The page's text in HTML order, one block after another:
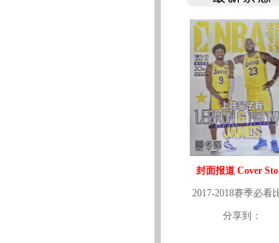
封面报道 Cover
2017-2018赛季必看
分享到：